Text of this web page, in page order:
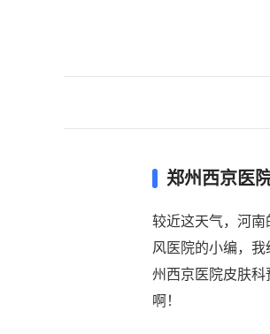
郑州西京医
较近这天气，河南
风医院的小编，
州西京医院皮肤科
啊！